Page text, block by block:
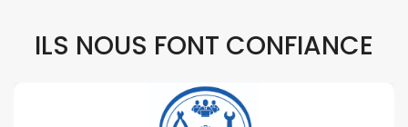
ILS NOUS FONT CONFIANCE